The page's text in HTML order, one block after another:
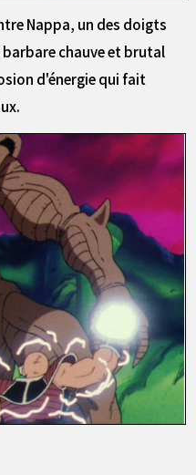
Nappa, un des doigts
chauve et brutal
d'énergie qui fait